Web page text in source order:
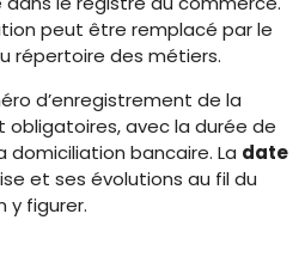
peut être remplacé par le
répertoire des métiers.
d’enregistrement de la
avec la durée de
bancaire. La date
et ses évolutions au fil du
y figurer.